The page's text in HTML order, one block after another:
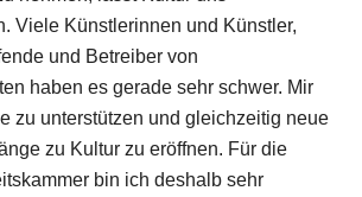
Viele Künstlerinnen und Künstler,
und Betreiber von
haben es gerade sehr schwer. Mir
zu unterstützen und gleichzeitig neue
zu Kultur zu eröffnen. Für die
bin ich deshalb sehr